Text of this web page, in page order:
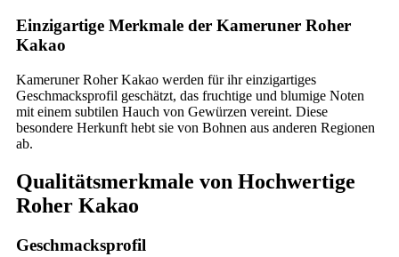
Einzigartige Merkmale der Kameruner Roher
Kakao
Kameruner Roher Kakao werden für ihr einzigartiges
Geschmacksprofil geschätzt, das fruchtige und blumige Noten
mit einem subtilen Hauch von Gewürzen vereint. Diese
besondere Herkunft hebt sie von Bohnen aus anderen Regionen
ab.
Qualitätsmerkmale von Hochwertige
Roher Kakao
Geschmacksprofil